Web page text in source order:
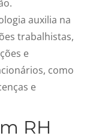
auxilia na
trabalhistas,
e
como
e
RH